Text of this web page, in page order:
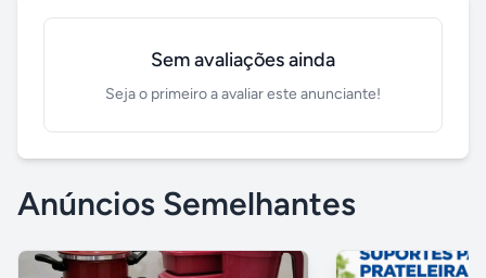
Sem avaliações ainda
Seja o primeiro a avaliar este anunciante!
Anúncios Semelhantes